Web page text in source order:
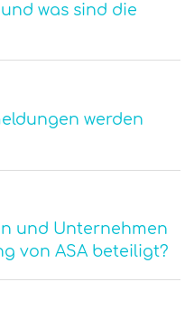
was sind die
werden
und Unternehmen
von ASA beteiligt?